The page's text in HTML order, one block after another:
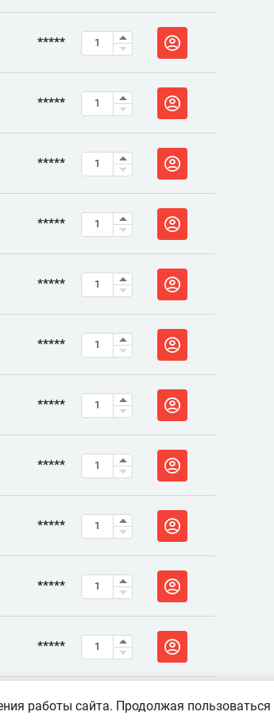
*****
*****
*****
*****
*****
*****
*****
*****
*****
*****
*****
работы сайта. Продолжая пользоваться